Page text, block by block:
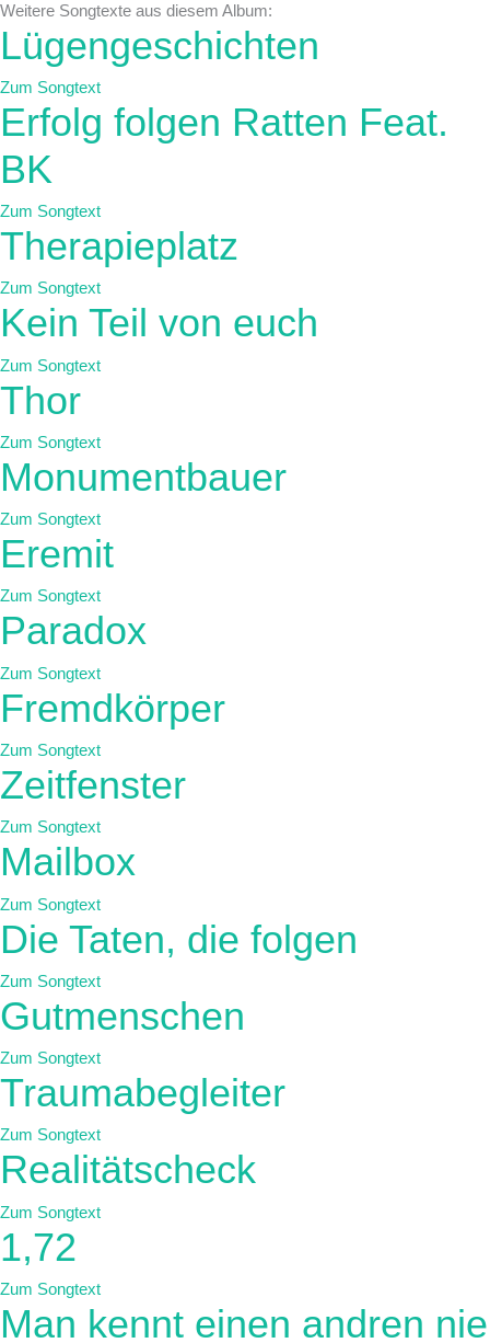
Weitere Songtexte aus diesem Album:
Lügengeschichten
Zum Songtext
Erfolg folgen Ratten Feat.
BK
Zum Songtext
Therapieplatz
Zum Songtext
Kein Teil von euch
Zum Songtext
Thor
Zum Songtext
Monumentbauer
Zum Songtext
Eremit
Zum Songtext
Paradox
Zum Songtext
Fremdkörper
Zum Songtext
Zeitfenster
Zum Songtext
Mailbox
Zum Songtext
Die Taten, die folgen
Zum Songtext
Gutmenschen
Zum Songtext
Traumabegleiter
Zum Songtext
Realitätscheck
Zum Songtext
1,72
Zum Songtext
Man kennt einen andren nie